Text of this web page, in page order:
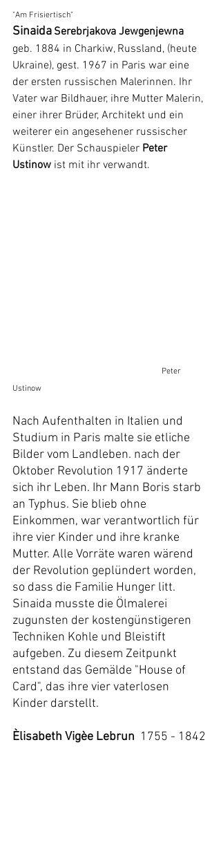
"Am Frisiertisch"
Sinaida Serebrjakova Jewgenjewna
geb. 1884 in Charkiw, Russland, (heute
Ukraine), gest. 1967 in Paris war eine
der ersten russischen Malerinnen. Ihr
Vater war Bildhauer, ihre Mutter Malerin,
einer ihrer Brüder, Architekt und ein
weiterer ein angesehener russischer
Künstler. Der Schauspieler Peter
Ustinow ist mit ihr verwandt.
Peter
Ustinow
Nach Aufenthalten in Italien und
Studium in Paris malte sie etliche
Bilder vom Landleben. nach der
Oktober Revolution 1917 änderte
sich ihr Leben. Ihr Mann Boris starb
an Typhus. Sie blieb ohne
Einkommen, war verantwortlich für
ihre vier Kinder und ihre kranke
Mutter. Alle Vorräte waren wärend
der Revolution geplündert worden,
so dass die Familie Hunger litt.
Sinaida musste die Ölmalerei
zugunsten der kostengünstigeren
Techniken Kohle und Bleistift
aufgeben. Zu diesem Zeitpunkt
entstand das Gemälde "House of
Card", das ihre vier vaterlosen
Kinder darstellt.
Èlisabeth Vigèe Lebrun
  1755 - 1842